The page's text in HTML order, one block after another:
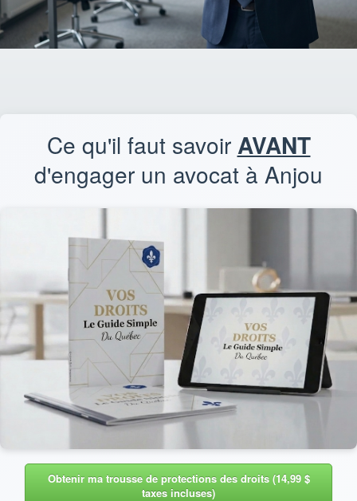
Ce qu'il faut savoir AVANT
d'engager un avocat à Anjou
Obtenir ma trousse de protections des droits (14,99 $
taxes incluses)